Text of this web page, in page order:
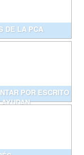
DE LA PCA
POR ESCRITO